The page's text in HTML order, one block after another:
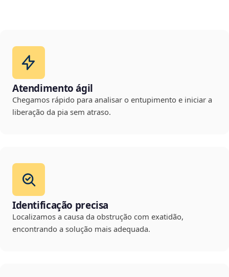
Atendimento ágil
Chegamos rápido para analisar o entupimento e iniciar a
liberação da pia sem atraso.
Identificação precisa
Localizamos a causa da obstrução com exatidão,
encontrando a solução mais adequada.